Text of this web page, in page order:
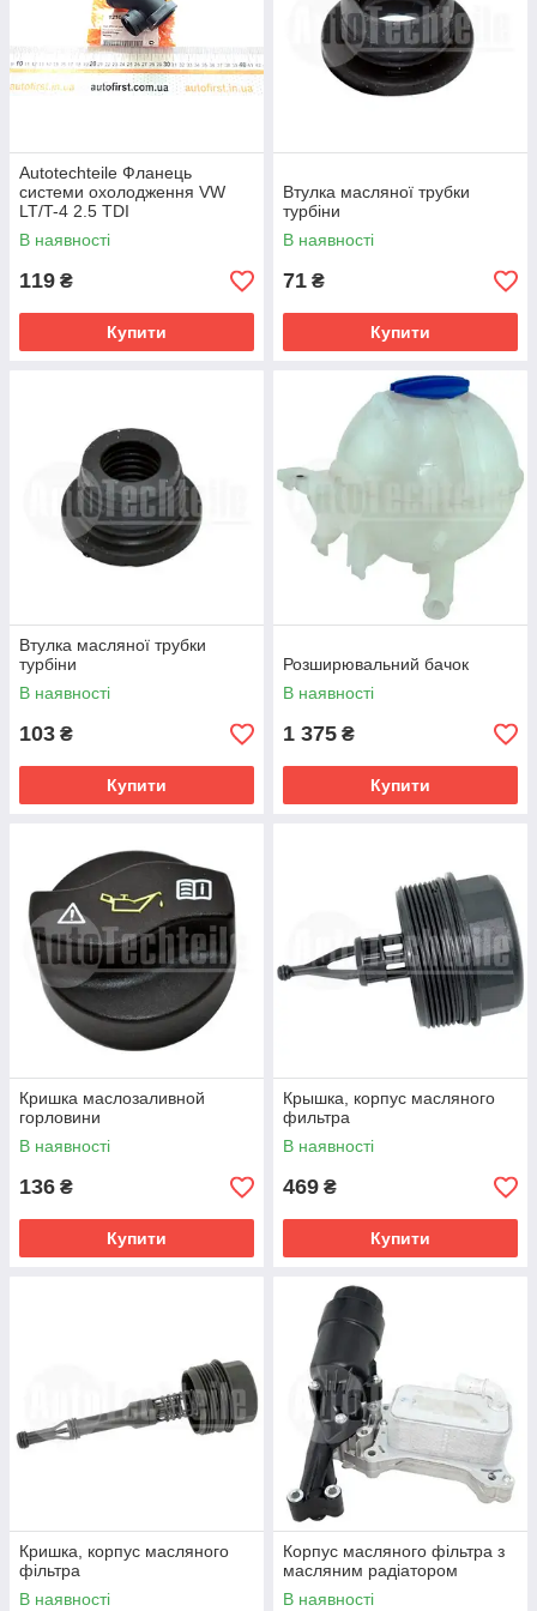
Autotechteile Фланець
системи охолодження VW
LT/T-4 2.5 TDI
В наявності
119 ₴
Купити
Втулка масляної трубки
турбіни
В наявності
71 ₴
Купити
Втулка масляної трубки
турбіни
В наявності
103 ₴
Купити
Розширювальний бачок
В наявності
1 375 ₴
Купити
Кришка маслозаливной
горловини
В наявності
136 ₴
Купити
Крышка, корпус масляного
фильтра
В наявності
469 ₴
Купити
Кришка, корпус масляного
фільтра
В наявності
Корпус масляного фільтра з
масляним радіатором
В наявності